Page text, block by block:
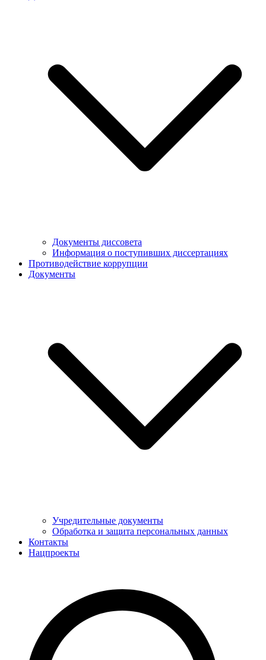
Документы диссовета
Информация о поступивших диссертациях
Противодействие коррупции
Документы
Учредительные документы
Обработка и защита персональных данных
Контакты
Нацпроекты